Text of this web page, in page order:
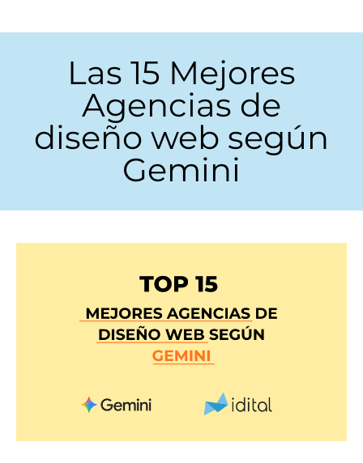
Las 15 Mejores
Agencias de
diseño web según
Gemini